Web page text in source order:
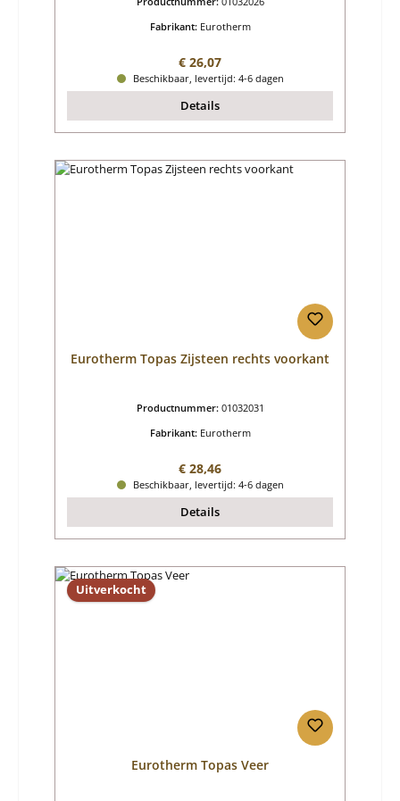
Fabrikant: Eurotherm
Normale prijs:
€ 26,07
Beschikbaar, levertijd: 4-6 dagen
Details
Eurotherm Topas Zijsteen rechts voorkant
Productnummer: 01032031
Fabrikant: Eurotherm
Normale prijs:
€ 28,46
Beschikbaar, levertijd: 4-6 dagen
Details
Uitverkocht
Eurotherm Topas Veer